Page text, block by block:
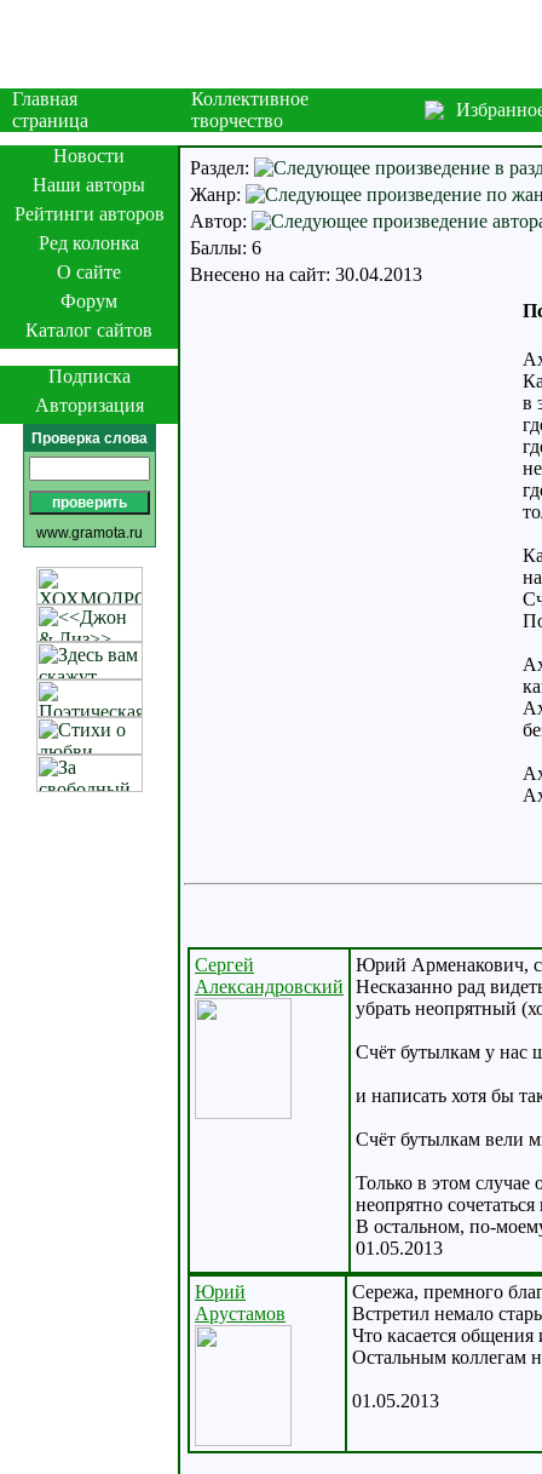
Главная
страница
Коллективное
творчество
Новости
Наши авторы
Рейтинги авторов
Ред колонка
О сайте
Форум
Каталог сайтов
Подписка
Авторизация
Проверка слова
www.gramota.ru
Раздел:
Жанр:
Автор:
Баллы: 6
Внесено на сайт: 30.04.2013
в
Сергей
Александровский
Юрий Арменакович, с
Несказанно рад
убрать неопрятный
Счёт бутылкам у
и написать хотя бы
Счёт бутылкам вели
Только в этом случае
неопрятно
В остальном, по-
01.05.2013
Юрий
Арустамов
Сережа, премного
Встретил немало
Что касается
Остальным коллегам
01.05.2013